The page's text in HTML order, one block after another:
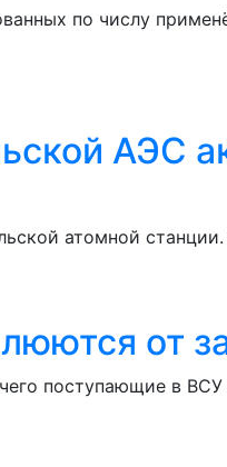
по числу
АЭС
атомной
от
поступающие в